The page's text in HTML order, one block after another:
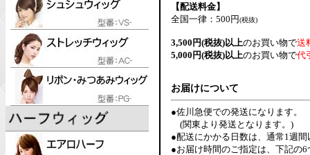
【配送料金】
全国一律：500円(税抜)
3,500円(税抜)以上のお買い物で送
5,000円(税抜)以上のお買い物で代
お届けについて
●佐川急便での発送になります。
(関東より発送となります。)
●配送にかかる日数は、通常1週
●お届け時間のご指定は、下記の